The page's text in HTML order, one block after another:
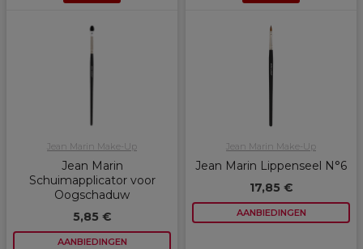
Jean Marin Make-Up
Jean Marin
Schuimapplicator voor
Oogschaduw
5,85 €
AANBIEDINGEN
Jean Marin Make-Up
Jean Marin Lippenseel N°6
17,85 €
AANBIEDINGEN